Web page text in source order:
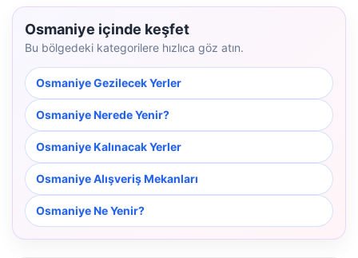
Osmaniye içinde keşfet
Bu bölgedeki kategorilere hızlıca göz atın.
Osmaniye Gezilecek Yerler
Osmaniye Nerede Yenir?
Osmaniye Kalınacak Yerler
Osmaniye Alışveriş Mekanları
Osmaniye Ne Yenir?